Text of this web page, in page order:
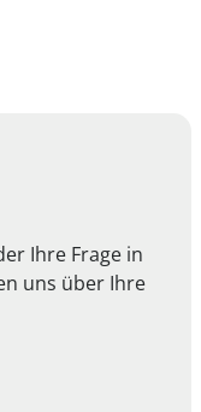
Ihre Frage in
uns über Ihre